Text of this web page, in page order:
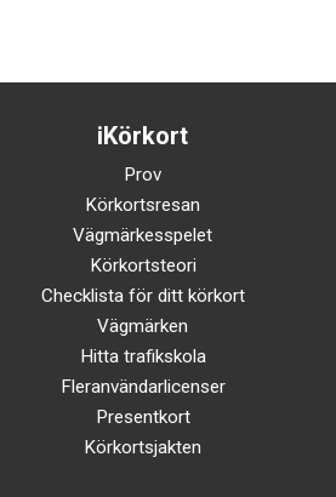
iKörkort
Prov
Körkortsresan
Vägmärkesspelet
Körkortsteori
Checklista för ditt körkort
Vägmärken
Hitta trafikskola
Fleranvändarlicenser
Presentkort
Körkortsjakten